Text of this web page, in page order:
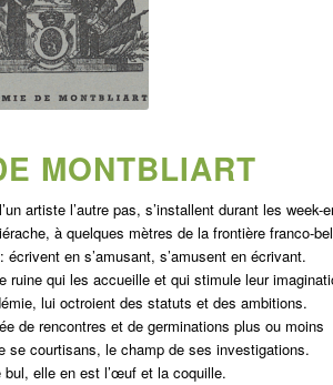
MONTBLIART
artiste l’autre pas, s’installent durant les week-
à quelques mètres de la frontière franco-
en s’amusant, s’amusent en écrivant.
ruine qui les accueille et qui stimule leur
lui octroient des statuts et des ambitions.
de rencontres et de germinations plus ou moins
se courtisans, le champ de ses investigations.
bul, elle en est l’œuf et la coquille.